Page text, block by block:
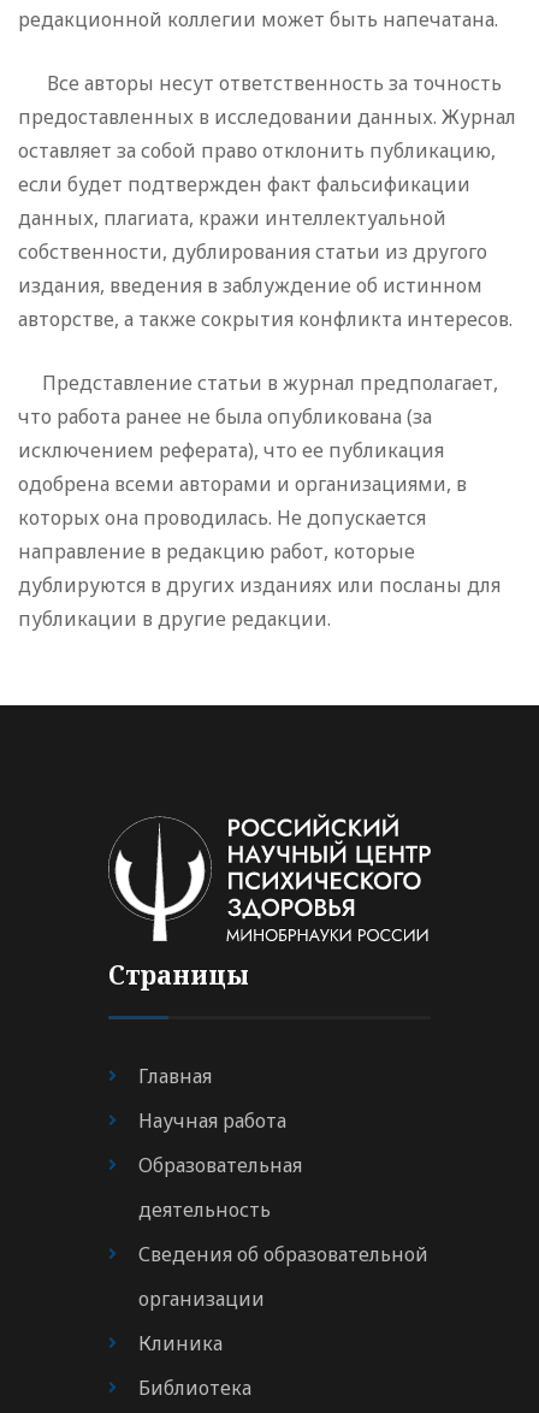
редакционной коллегии может быть напечатана.
Все авторы несут ответственность за точность
предоставленных в исследовании данных. Журнал
оставляет за собой право отклонить публикацию,
если будет подтвержден факт фальсификации
данных, плагиата, кражи интеллектуальной
собственности, дублирования статьи из другого
издания, введения в заблуждение об истинном
авторстве, а также сокрытия конфликта интересов.
Представление статьи в журнал предполагает,
что работа ранее не была опубликована (за
исключением реферата), что ее публикация
одобрена всеми авторами и организациями, в
которых она проводилась. Не допускается
направление в редакцию работ, которые
дублируются в других изданиях или посланы для
публикации в другие редакции.
Страницы
Главная
Научная работа
Образовательная
деятельность
Сведения об образовательной
организации
Клиника
Библиотека